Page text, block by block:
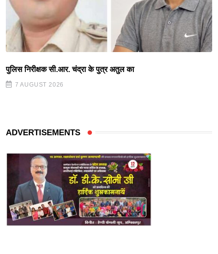
पुलिस निरीक्षक सी.आर. चंद्रा के पुत्र अतुल का
7 AUGUST 2026
ADVERTISEMENTS